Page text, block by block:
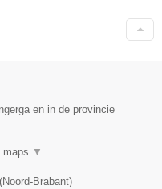
en in de provincie
maps ▼
(Noord-Brabant)